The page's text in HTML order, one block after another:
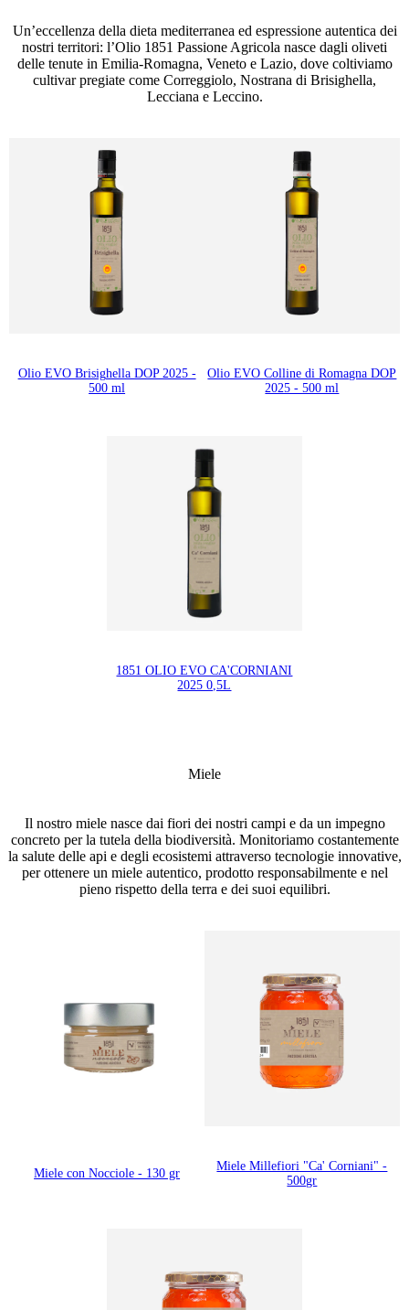
Un’eccellenza della dieta mediterranea ed espressione autentica dei
nostri territori: l’Olio 1851 Passione Agricola nasce dagli oliveti
delle tenute in Emilia-Romagna, Veneto e Lazio, dove coltiviamo
cultivar pregiate come Correggiolo, Nostrana di Brisighella,
Lecciana e Leccino.
Olio EVO Brisighella DOP 2025 -
500 ml
Olio EVO Colline di Romagna DOP
2025 - 500 ml
1851 OLIO EVO CA'CORNIANI
2025 0,5L
Miele
Il nostro miele nasce dai fiori dei nostri campi e da un impegno
concreto per la tutela della biodiversità. Monitoriamo costantemente
la salute delle api e degli ecosistemi attraverso tecnologie innovative,
per ottenere un miele autentico, prodotto responsabilmente e nel
pieno rispetto della terra e dei suoi equilibri.
Miele con Nocciole - 130 gr
Miele Millefiori "Ca' Corniani" -
500gr